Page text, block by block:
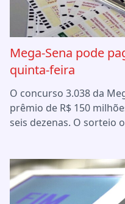
Mega-Sena pode
quinta-feira
O concurso 3.038 da
prêmio de R$ 150
seis dezenas. O sorteio